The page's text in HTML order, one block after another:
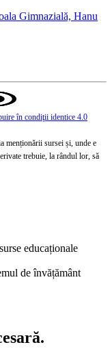
Gimnazială, Hanu
în condiţii identice 4.0
menționării sursei și, unde e
trebuie, la rândul lor, să
educaționale
de învățământ